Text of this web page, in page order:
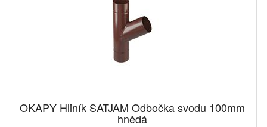
OKAPY Hliník SATJAM Odbočka svodu 100mm
hnědá